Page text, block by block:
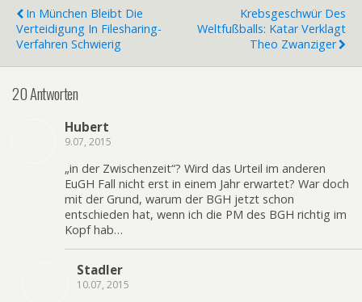
In München Bleibt Die
Verteidigung In Filesharing-
Verfahren Schwierig
Krebsgeschwür Des
Weltfußballs: Katar Verklagt
Theo Zwanziger
20 Antworten
Hubert
9.07, 2015
„in der Zwischenzeit“? Wird das Urteil im anderen
EuGH Fall nicht erst in einem Jahr erwartet? War doch
mit der Grund, warum der BGH jetzt schon
entschieden hat, wenn ich die PM des BGH richtig im
Kopf hab…
Stadler
10.07, 2015